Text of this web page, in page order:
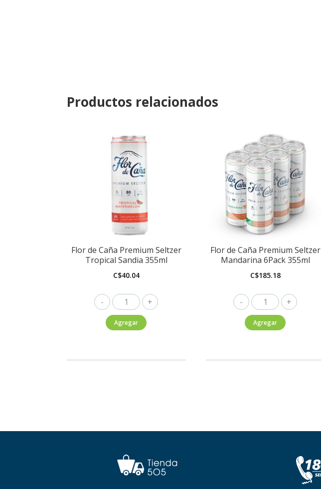
Productos relacionados
Flor de Caña Premium Seltzer
Tropical Sandia 355ml
C$40.04
Flor
de
Caña
Agregar
Flor de Caña Premium Seltzer
Mandarina 6Pack 355ml
C$185.18
Flor
de
Caña
Agregar